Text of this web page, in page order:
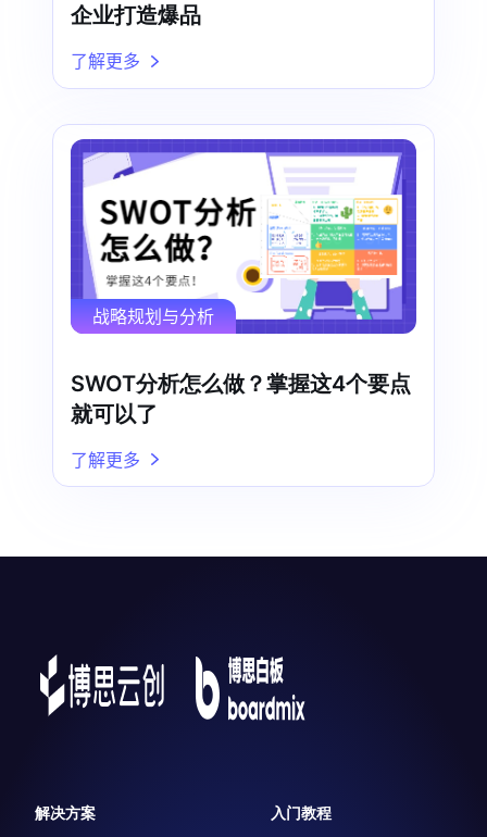
企业打造爆品
了解更多
战略规划与分析
SWOT分析怎么做？掌握这4个要点
就可以了
了解更多
解决方案 入门教程